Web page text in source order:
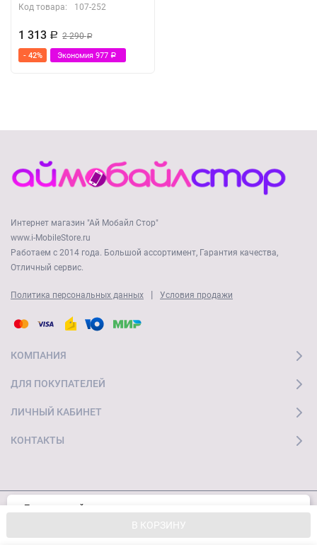
В КОРЗИНУ
Код товара: 107-252
1 313 Р 2 290Р
- 42% Экономия 977 Р
Интернет магазин "Ай Мобайл Стор"
www.i-MobileStore.ru
Работаем с 2014 года. Большой ассортимент, Гарантия качества,
Отличный сервис.
Политика персональных данных | Условия продажи
КОМПАНИЯ
ДЛЯ ПОКУПАТЕЛЕЙ
ЛИЧНЫЙ КАБИНЕТ
КОНТАКТЫ
Пользуясь сайтом, вы соглашаетесь с